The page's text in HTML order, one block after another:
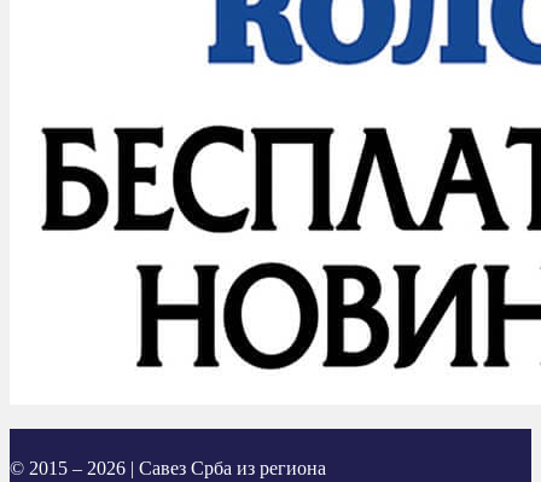
© 2015 – 2026 | Савез Срба из региона